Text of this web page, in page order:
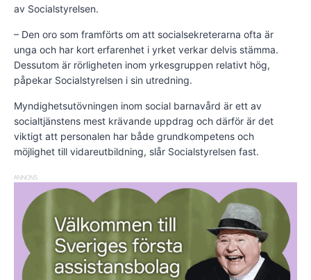
av Socialstyrelsen.
– Den oro som framförts om att socialsekreterarna ofta är
unga och har kort erfarenhet i yrket verkar delvis stämma.
Dessutom är rörligheten inom yrkesgruppen relativt hög,
påpekar Socialstyrelsen i sin utredning.
Myndighetsutövningen inom social barnavård är ett av
socialtjänstens mest krävande uppdrag och därför är det
viktigt att personalen har både grundkompetens och
möjlighet till vidareutbildning, slår Socialstyrelsen fast.
ANNONS